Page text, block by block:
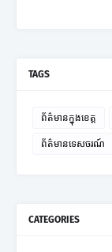
TAGS
ព័ត៌មានក្នុងខេត្ត
ព័ត៌មានទេសចរណ៍
CATEGORIES